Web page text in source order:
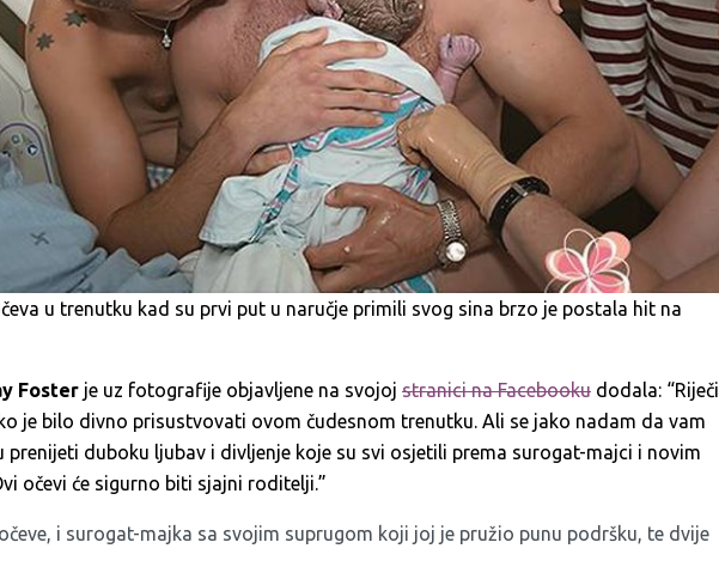
u trenutku kad su prvi put u naručje primili svog sina brzo je postala hit na
Foster je uz fotografije objavljene na svojoj stranici na Facebooku dodala: “Riječi
je bilo divno prisustvovati ovom čudesnom trenutku. Ali se jako nadam da vam
duboku ljubav i divljenje koje su svi osjetili prema surogat-majci i novim
očevi će sigurno biti sjajni roditelji.”
i surogat-majka sa svojim suprugom koji joj je pružio punu podršku, te dvije